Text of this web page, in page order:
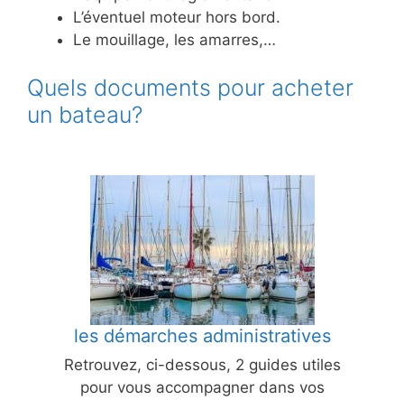
L’éventuel moteur hors bord.
Le mouillage, les amarres,…
Quels documents pour acheter
un bateau?
les démarches administratives
Retrouvez, ci-dessous, 2 guides utiles
pour vous accompagner dans vos